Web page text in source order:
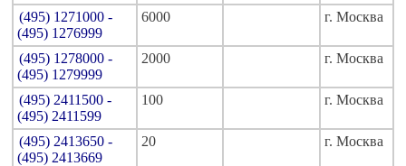
(495) 1271000 -
(495) 1276999
6000 г. Москва
(495) 1278000 -
(495) 1279999
2000 г. Москва
(495) 2411500 -
(495) 2411599
100 г. Москва
(495) 2413650 -
(495) 2413669
20 г. Москва